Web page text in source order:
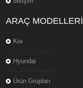
ARAÇ MODELLERI
Kia
Hyundai
Ürün Grupları